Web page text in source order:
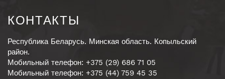
КОНТАКТЫ
Республика Беларусь. Минская область. Копыльский
район.
Мобильный телефон: +375 (29) 686 71 05
Мобильный телефон: +375 (44) 759 45 35